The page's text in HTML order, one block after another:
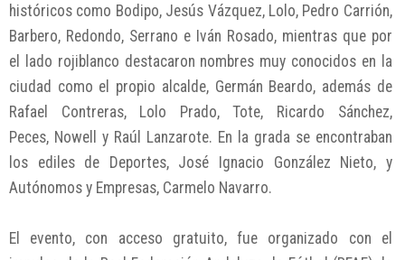
históricos como Bodipo, Jesús Vázquez, Lolo, Pedro Carrión,
Barbero, Redondo, Serrano e Iván Rosado, mientras que por
el lado rojiblanco destacaron nombres muy conocidos en la
ciudad como el propio alcalde, Germán Beardo, además de
Rafael Contreras, Lolo Prado, Tote, Ricardo Sánchez,
Peces, Nowell y Raúl Lanzarote. En la grada se encontraban
los ediles de Deportes, José Ignacio González Nieto, y
Autónomos y Empresas, Carmelo Navarro.
El evento, con acceso gratuito, fue organizado con el